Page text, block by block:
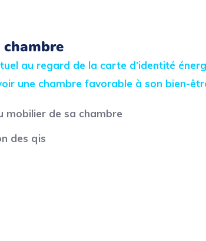
chambre
au regard de la carte d’identité
une chambre favorable à son bien-
mobilier de sa chambre
des qis